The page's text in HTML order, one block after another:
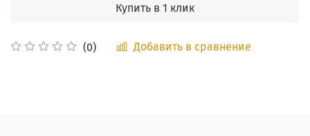
(0) Добавить в сравнение
Купить в 1 клик